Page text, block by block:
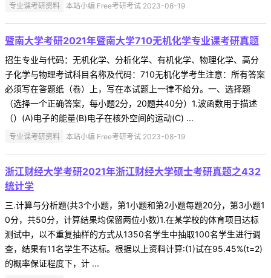
专业课考研资料 本站小编 Free考研考试 2023-08-19
暨南大学考研2021年暨南大学710无机化学专业课考研真题
招生专业与代码：无机化学、分析化学、有机化学、物理化学、高分
子化学与物理考试科目名称及代码：710无机化学考生注意：所有答案
必须写在答题纸（卷）上，写在本试题上一律不给分。一、选择题
（选择一个正确答案，每小题2分，20题共40分）1.波函数用于描述
（）(A)电子的能量(B)电子在核外空间的运动(C) ...
专业课考研资料 本站小编 Free考研考试 2023-08-19
浙江财经大学考研2021年浙江财经大学硕士考研真题之432
统计学
三.计算与分析题(共3个小题，第1小题和第2小题每题20分，第3小题1
0分，共50分，计算结果均保留两位小数)1.在某学校的体育项目达标
测试中，以不重复抽样的方式从1350名学生中抽取100名学生进行调
查，结果有11名学生不达标。根据以上资料计算:(1)试在95.45%(t=2)
的概率保证程度下，计 ...